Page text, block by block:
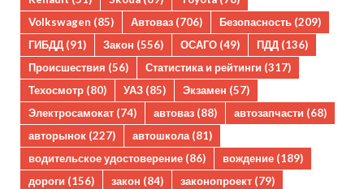
Volkswagen (85) Автоваз (706) Безопасность (209)
ГИБДД (91) Закон (556) ОСАГО (49) ПДД (136)
Происшествия (56) Статистика и рейтинги (317)
Техосмотр (80) УАЗ (85) Экзамен (57)
Электросамокат (74) автоваз (88) автозапчасти (68)
авторынок (227) автошкола(81)
водительское удостоверение (86) вождение (189)
дороги (156) закон (84) законопроект (79)